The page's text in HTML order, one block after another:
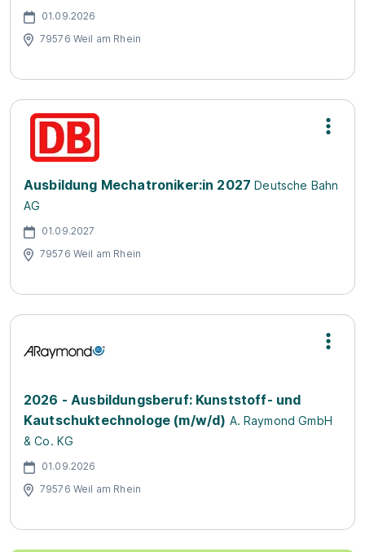
01.09.2026
79576 Weil am Rhein
Ausbildung Mechatroniker:in 2027 Deutsche Bahn
AG
01.09.2027
79576 Weil am Rhein
2026 - Ausbildungsberuf: Kunststoff- und
Kautschuktechnologe (m/w/d) A. Raymond GmbH
& Co. KG
01.09.2026
79576 Weil am Rhein